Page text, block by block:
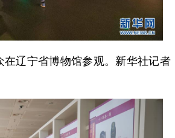
辽宁省博物馆参观。新华社记者